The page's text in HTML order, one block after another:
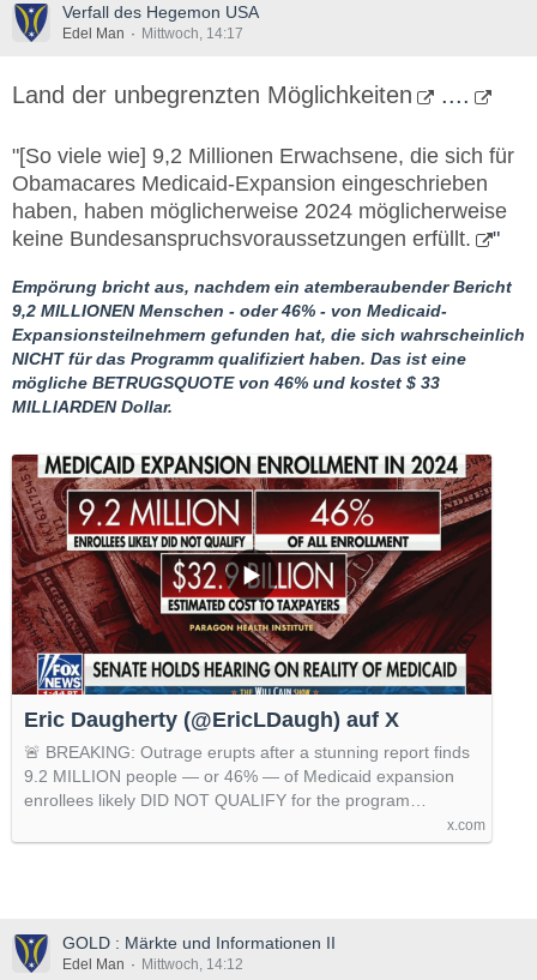
Verfall des Hegemon USA
Edel Man Mittwoch, 14:17
Land der unbegrenzten Möglichkeiten ....
"[So viele wie] 9,2 Millionen Erwachsene, die sich für
Obamacares Medicaid-Expansion eingeschrieben
haben, haben möglicherweise 2024 möglicherweise
keine Bundesanspruchsvoraussetzungen erfüllt.
"
Empörung bricht aus, nachdem ein atemberaubender Bericht
9,2 MILLIONEN Menschen - oder 46% - von Medicaid-
Expansionsteilnehmern gefunden hat, die sich wahrscheinlich
NICHT für das Programm qualifiziert haben. Das ist eine
mögliche BETRUGSQUOTE von 46% und kostet $ 33
MILLIARDEN Dollar.
Eric Daugherty (@EricLDaugh) auf X
🚨 BREAKING: Outrage erupts after a stunning report finds
9.2 MILLION people — or 46% — of Medicaid expansion
enrollees likely DID NOT QUALIFY for the program…
x.com
GOLD : Märkte und Informationen II
Edel Man Mittwoch, 14:12